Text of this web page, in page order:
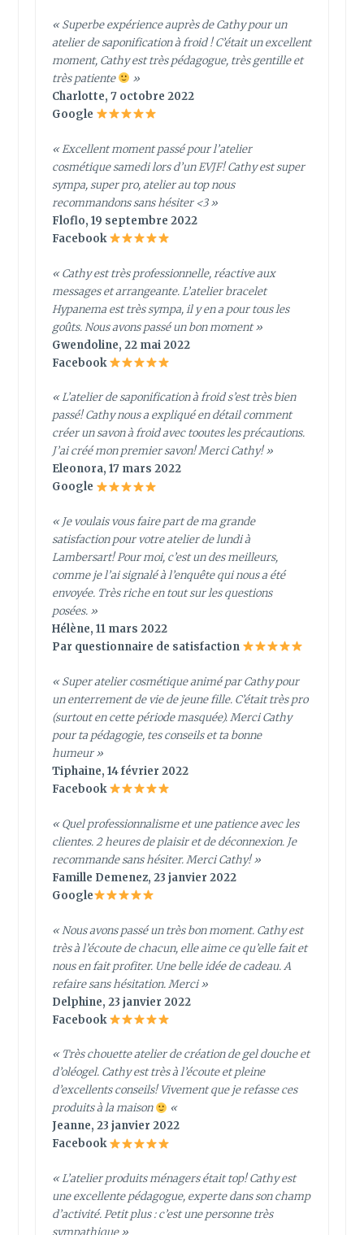
« Superbe expérience auprès de Cathy pour un
atelier de saponification à froid ! C’était un excellent
moment, Cathy est très pédagogue, très gentille et
très patiente
»
Charlotte, 7 octobre 2022
Google
« Excellent moment passé pour l’atelier
cosmétique samedi lors d’un EVJF! Cathy est super
sympa, super pro, atelier au top nous
recommandons sans hésiter <3 »
Floflo, 19 septembre 2022
Facebook
« Cathy est très professionnelle, réactive aux
messages et arrangeante. L’atelier bracelet
Hypanema est très sympa, il y en a pour tous les
goûts. Nous avons passé un bon moment »
Gwendoline, 22 mai 2022
Facebook
« L’atelier de saponification à froid s’est très bien
passé! Cathy nous a expliqué en détail comment
créer un savon à froid avec tooutes les précautions.
J’ai créé mon premier savon! Merci Cathy! »
Eleonora, 17 mars 2022
Google
« Je voulais vous faire part de ma grande
satisfaction pour votre atelier de lundi à
Lambersart! Pour moi, c’est un des meilleurs,
comme je l’ai signalé à l’enquête qui nous a été
envoyée. Très riche en tout sur les questions
posées. »
Hélène, 11 mars 2022
Par questionnaire de satisfaction
« Super atelier cosmétique animé par Cathy pour
un enterrement de vie de jeune fille. C’était très pro
(surtout en cette période masquée). Merci Cathy
pour ta pédagogie, tes conseils et ta bonne
humeur »
Tiphaine, 14 février 2022
Facebook
«Quel professionnalisme et une patience avec les
clientes. 2 heures de plaisir et de déconnexion. Je
recommande sans hésiter. Merci Cathy!»
Famille Demenez, 23 janvier 2022
Google
« Nous avons passé un très bon moment. Cathy est
très à l’écoute de chacun, elle aime ce qu’elle fait et
nous en fait profiter. Une belle idée de cadeau. A
refaire sans hésitation. Merci »
Delphine, 23 janvier 2022
Facebook
« Très chouette atelier de création de gel douche et
d’oléogel. Cathy est très à l’écoute et pleine
d’excellents conseils! Vivement que je refasse ces
produits à la maison
«
Jeanne, 23 janvier 2022
Facebook
«L’atelier produits ménagers était top! Cathy est
une excellente pédagogue, experte dans son champ
d’activité. Petit plus : c’est une personne très